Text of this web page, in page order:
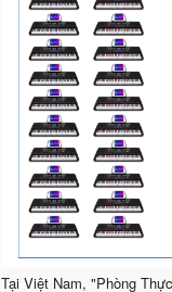
Tại Việt Nam, "Phòng